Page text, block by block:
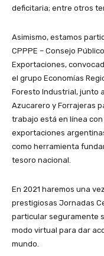
deficitaria; entre otros
Asimismo, estamos
CPPPE – Consejo
Exportaciones,
el grupo Economías
Foresto Industrial, junto
Azucarero y Forrajeras
trabajo está en línea
exportaciones
como herramienta
tesoro nacional.
En 2021 haremos una
prestigiosas Jornadas
particular seguramente
modo virtual para dar
mundo.